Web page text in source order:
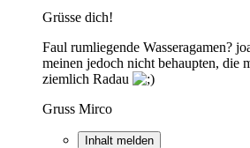
Grüsse dich!
Faul rumliegende Wasseragamen?
meinen jedoch nicht behaupten, die
ziemlich Radau
Gruss Mirco
Inhalt melden